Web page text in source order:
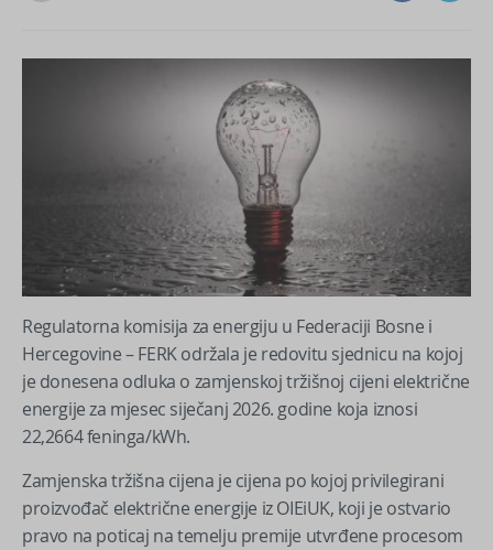
Regulatorna komisija za energiju u Federaciji Bosne i
Hercegovine – FERK održala je redovitu sjednicu na kojoj
je donesena odluka o zamjenskoj tržišnoj cijeni električne
energije za mjesec siječanj 2026. godine koja iznosi
22,2664 feninga/kWh.
Zamjenska tržišna cijena je cijena po kojoj privilegirani
proizvođač električne energije iz OIEiUK, koji je ostvario
pravo na poticaj na temelju premije utvrđene procesom